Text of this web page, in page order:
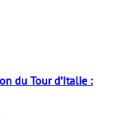
du Tour d’Italie :